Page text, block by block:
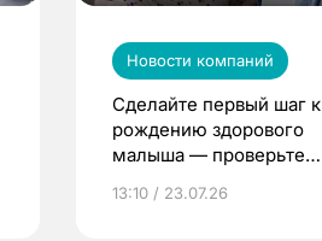
Новости компаний
Сделайте первый шаг к
рождению здорового
малыша — проверьте
по ОМС!
13:10 / 23.07.26